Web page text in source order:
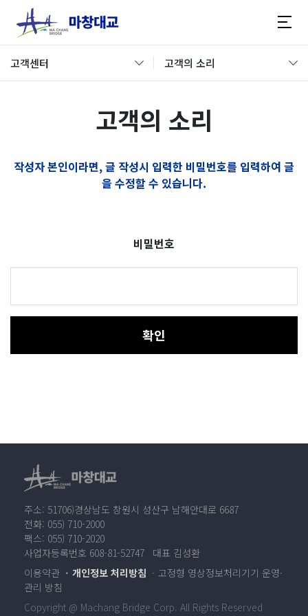
고객센터 고객의 소리
고객의 소리
작성자 본인이라면, 글 작성시 입력한 비밀번호를 입력하여 글
을 수정할 수 있습니다.
비밀번호
확인
주소: 51706)경상남도 창원시 성산구 남해안대로 6687
전화: 055) 710-2000
팩스: 055) 710-2020
사업자등록번호 608-81-52747 대표 김성환
이용약관
개인정보 처리방침
고정형 영상정보처리기기 운영·
관리 방침
Copyright @ Machang Bridge Corp. All Rights Reserved